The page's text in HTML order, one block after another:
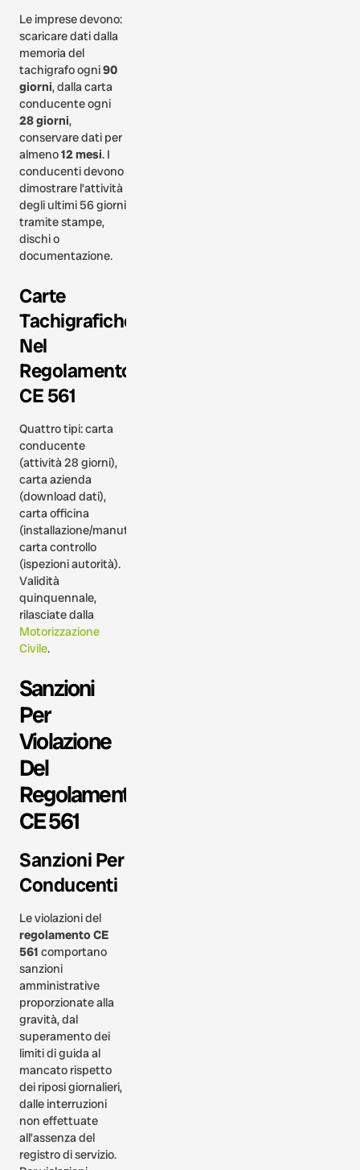
Le imprese devono:
scaricare dati dalla
memoria del
tachigrafo ogni90
giorni, dalla carta
conducente ogni
28 giorni,
conservare dati per
almeno12 mesi. I
conducenti devono
dimostrare l’attività
degli ultimi 56 giorni
tramite stampe,
dischi o
documentazione.
Carte
Tachigrafiche
Nel
Regolamento
CE 561
Quattro tipi: carta
conducente
(attività 28 giorni),
carta azienda
(download dati),
carta officina
(installazione/manutenzione),
carta controllo
(ispezioni autorità).
Validità
quinquennale,
rilasciate dalla
Motorizzazione
Civile.
Sanzioni
Per
Violazione
Del
Regolamento
CE 561
Sanzioni Per
Conducenti
Le violazioni del
regolamento CE
561 comportano
sanzioni
amministrative
proporzionate alla
gravità, dal
superamento dei
limiti di guida al
mancato rispetto
dei riposi giornalieri,
dalle interruzioni
non effettuate
all’assenza del
registro di servizio.